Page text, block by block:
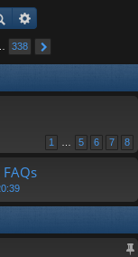
338
1 5 6 7 8